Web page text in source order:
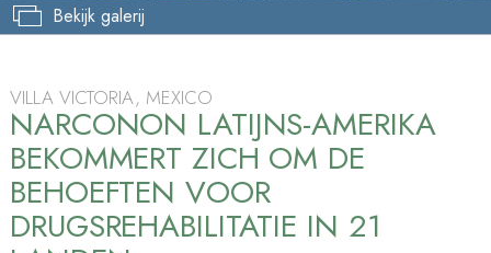
Bekijk galerij
VILLA VICTORIA, MEXICO
NARCONON LATIJNS-AMERIKA
BEKOMMERT ZICH OM DE
BEHOEFTEN VOOR
DRUGSREHABILITATIE IN 21